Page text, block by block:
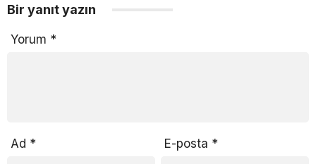
Bir yanıt yazın
Yorum *
Ad * E-posta *